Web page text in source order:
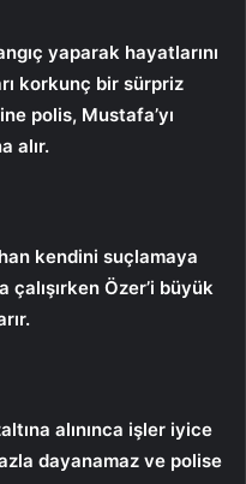
​​yaparak hayatlarını
korkunç bir sürpriz
polis, Mustafa’yı
alır.
kendini suçlamaya
çalışırken Özer’i büyük
alınınca işler iyice
dayanamaz ve polise